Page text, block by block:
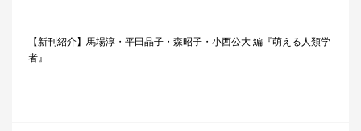
【新刊紹介】馬場淳・平田晶子・森昭子・小西公大 編『萌える人類学
者』